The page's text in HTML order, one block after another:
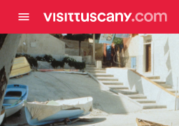
menu